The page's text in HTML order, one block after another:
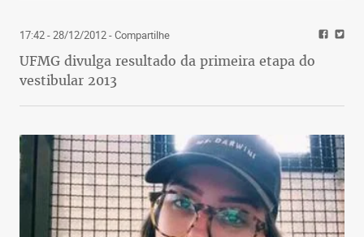
17:42 - 28/12/2012- Compartilhe
UFMG divulga resultado da primeira etapa do
vestibular 2013